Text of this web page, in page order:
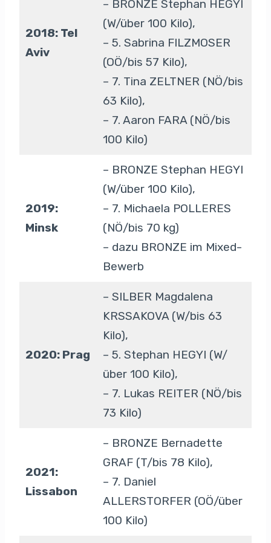
2018: Tel
Aviv
– BRONZE Stephan HEGYI
(W/über 100 Kilo),
– 5. Sabrina FILZMOSER
(OÖ/bis 57 Kilo),
– 7. Tina ZELTNER (NÖ/bis
63 Kilo),
– 7. Aaron FARA (NÖ/bis
100 Kilo)
2019:
Minsk
– BRONZE Stephan HEGYI
(W/über 100 Kilo),
– 7. Michaela POLLERES
(NÖ/bis 70 kg)
– dazu BRONZE im Mixed-
Bewerb
2020: Prag
– SILBER Magdalena
KRSSAKOVA (W/bis 63
Kilo),
– 5. Stephan HEGYI (W/
über 100 Kilo),
– 7. Lukas REITER (NÖ/bis
73 Kilo)
2021:
Lissabon
– BRONZE Bernadette
GRAF (T/bis 78 Kilo),
– 7. Daniel
ALLERSTORFER (OÖ/über
100 Kilo)